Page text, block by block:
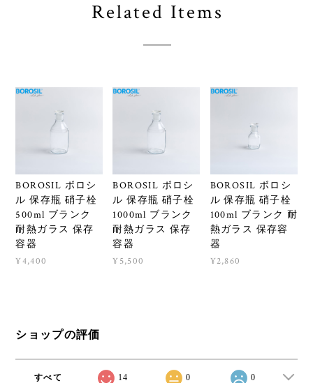
Related Items
BOROSIL ボロシ
ル 保存瓶 硝子栓
500ml ブランク
耐熱ガラス 保存
容器
¥4,400
BOROSIL ボロシ
ル 保存瓶 硝子栓
1000ml ブランク
耐熱ガラス 保存
容器
¥5,500
BOROSIL ボロシ
ル 保存瓶 硝子栓
100ml ブランク 耐
熱ガラス 保存容
器
¥2,860
ショップの評価
すべて 14 0 0